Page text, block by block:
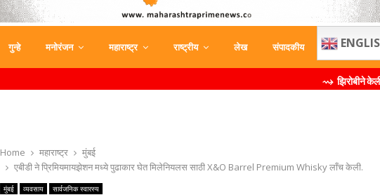
गुन्हे मनोरंजन महाराष्ट्र राष्ट्रीय लेख संपादकीय
⇝ झिरोबीने केली मिलिंद सोमण
Home महाराष्ट्र
मुंबई
एबीडी ने प्रिमियमायझेशन मध्ये पुढाकार घेत मिलेनियलस साठी X&O Barrel Premium Whisky लाँच केली.
मुंबई व्यवसाय सार्वजनिक स्वारस्य